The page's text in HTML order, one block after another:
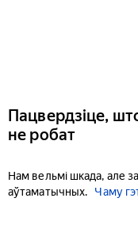
Пацвердзіце,
не робат
Нам вельмі шкада, але
аўтаматычных.
Чаму